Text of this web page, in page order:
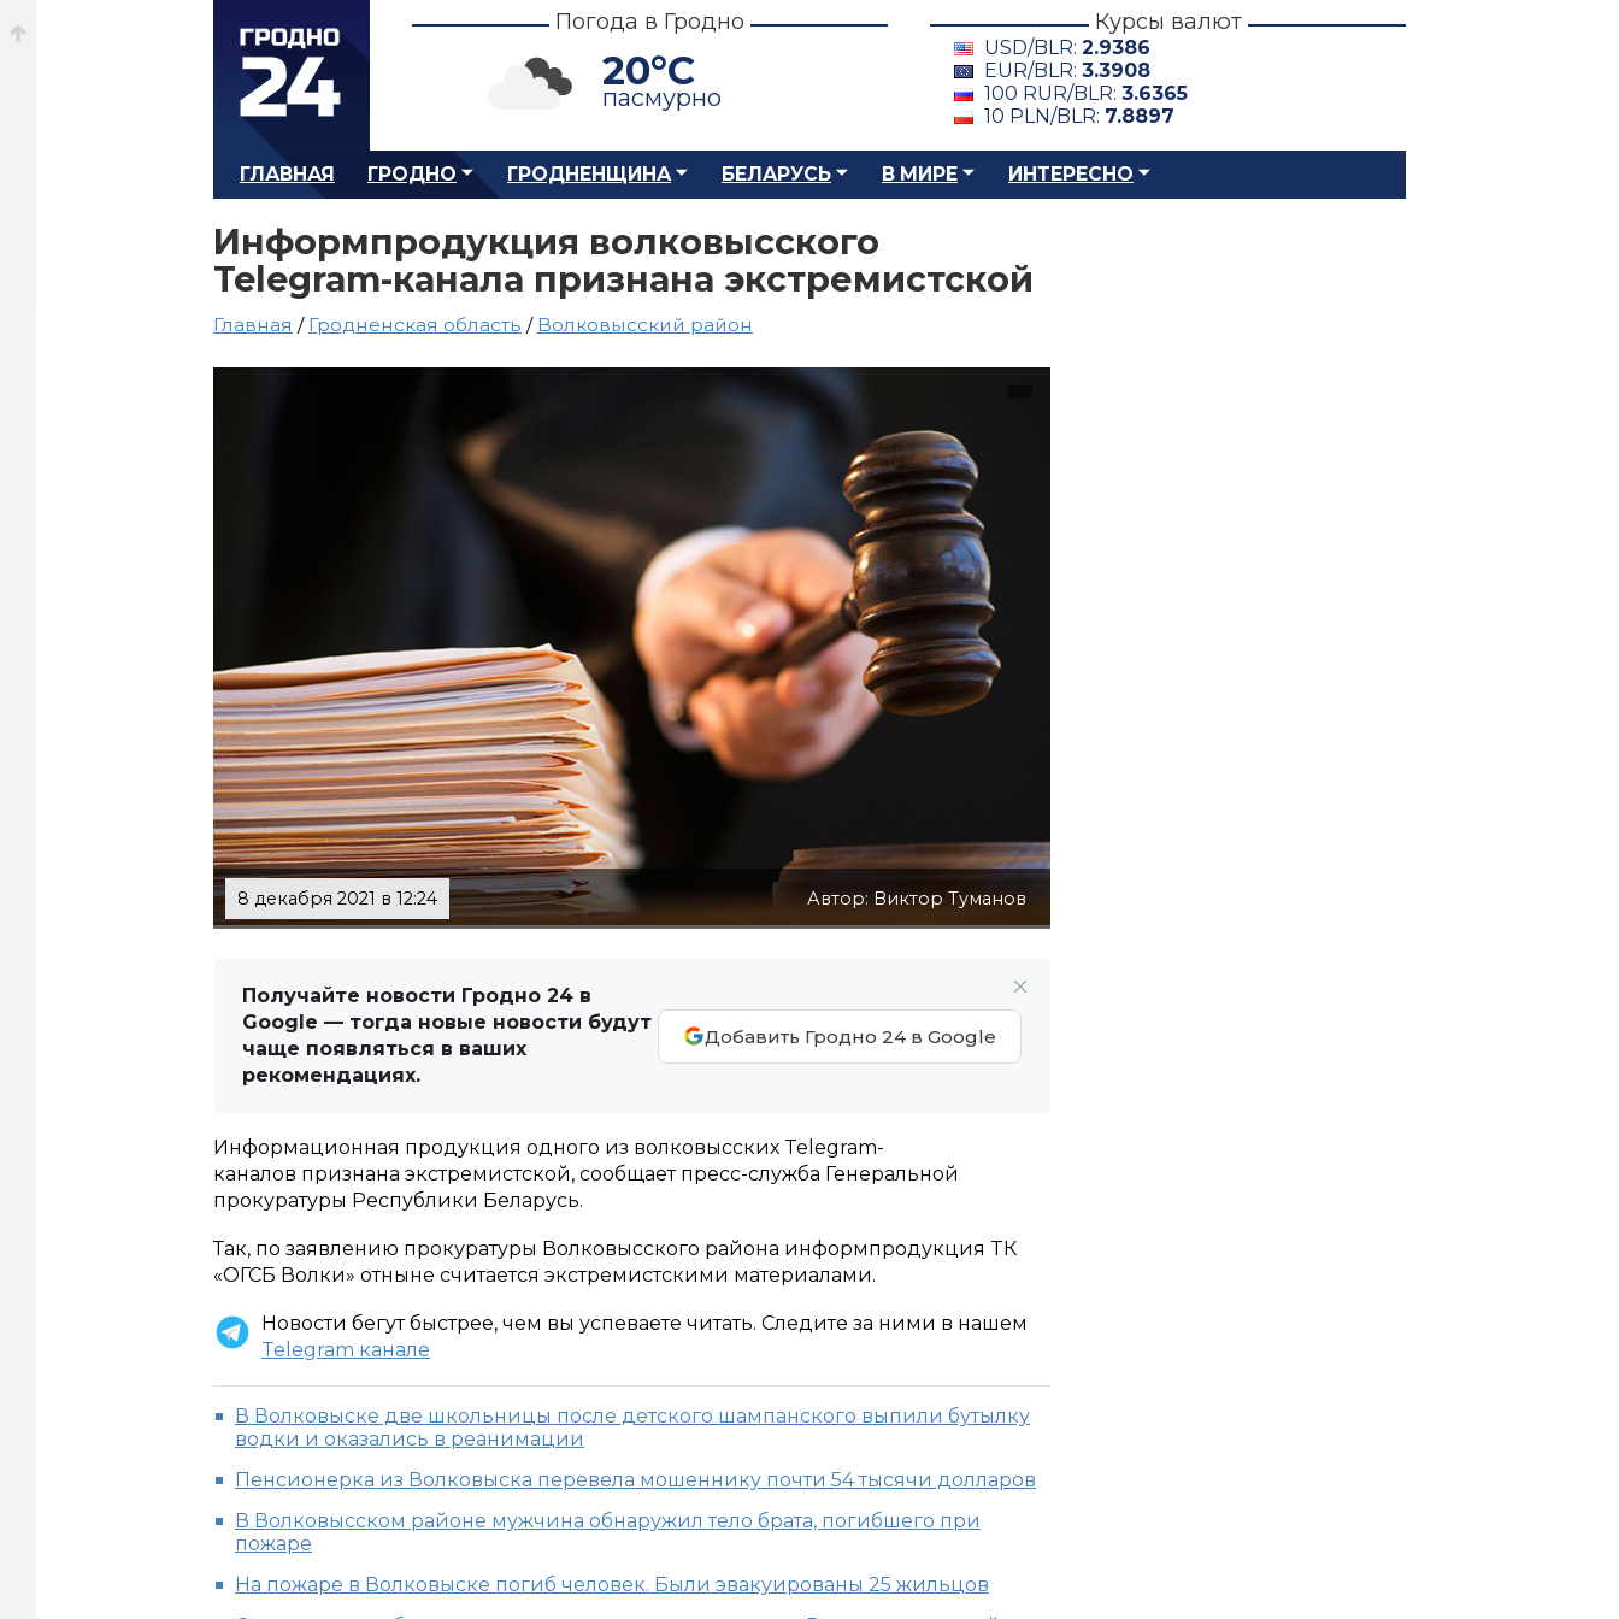
Погода в Гродно
20°C
пасмурно
Курсы валют
USD/BLR: 2.9386
EUR/BLR: 3.3908
100 RUR/BLR: 3.6365
10 PLN/BLR: 7.8897
ГЛАВНАЯ ГРОДНО ГРОДНЕНЩИНА БЕЛАРУСЬ В МИРЕ ИНТЕРЕСНО
Информпродукция волковысского
Telegram-канала признана экстремистской
Главная / Гродненская область / Волковысский район
8 декабря 2021 в 12:24 Автор: Виктор Туманов
Получайте новости Гродно 24 в
Google — тогда новые новости будут
чаще появляться в ваших
рекомендациях.
Добавить Гродно 24 в Google
Информационная продукция одного из волковысских Telegram-
каналов признана экстремистской, сообщает пресс-служба Генеральной
прокуратуры Республики Беларусь.
Так, по заявлению прокуратуры Волковысского района информпродукция TК
«ОГСБ Волки» отныне считается экстремистскими материалами.
Новости бегут быстрее, чем вы успеваете читать. Следите за ними в нашем
Telegram канале
В Волковыске две школьницы после детского шампанского выпили бутылку
водки и оказались в реанимации
Пенсионерка из Волковыска перевела мошеннику почти 54 тысячи долларов
В Волковысском районе мужчина обнаружил тело брата, погибшего при
пожаре
На пожаре в Волковыске погиб человек. Были эвакуированы 25 жильцов